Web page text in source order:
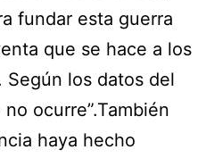
fundar esta guerra
que se hace a los
Según los datos del
ocurre”.También
haya hecho